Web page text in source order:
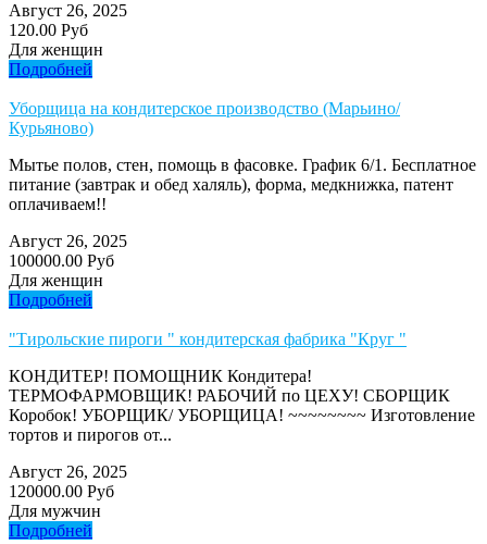
Август 26, 2025
120.00 Руб
Для женщин
Подробней
Уборщица на кондитерское производство (Марьино/
Курьяново)
Мытье полов, стен, помощь в фасовке. График 6/1. Бесплатное
питание (завтрак и обед халяль), форма, медкнижка, патент
оплачиваем!!
Август 26, 2025
100000.00 Руб
Для женщин
Подробней
"Тирольские пироги " кондитерская фабрика "Круг "
КОНДИТЕР! ПОМОЩНИК Кондитера!
ТЕРМОФАРМОВЩИК! РАБОЧИЙ по ЦЕХУ! СБОРЩИК
Коробок! УБОРЩИК/ УБОРЩИЦА! ~~~~~~~~ Изготовление
тортов и пирогов от...
Август 26, 2025
120000.00 Руб
Для мужчин
Подробней